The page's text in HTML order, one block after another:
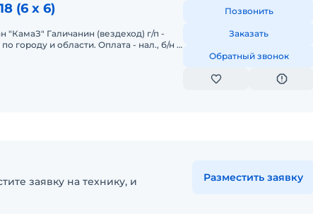
(6 х 6)
"КамаЗ" Галичанин (вездеход) г/п -
городу и области. Оплата - нал., б/н с
Позвонить
Заказать
Обратный звонок
заявку на технику, и
Разместить заявку